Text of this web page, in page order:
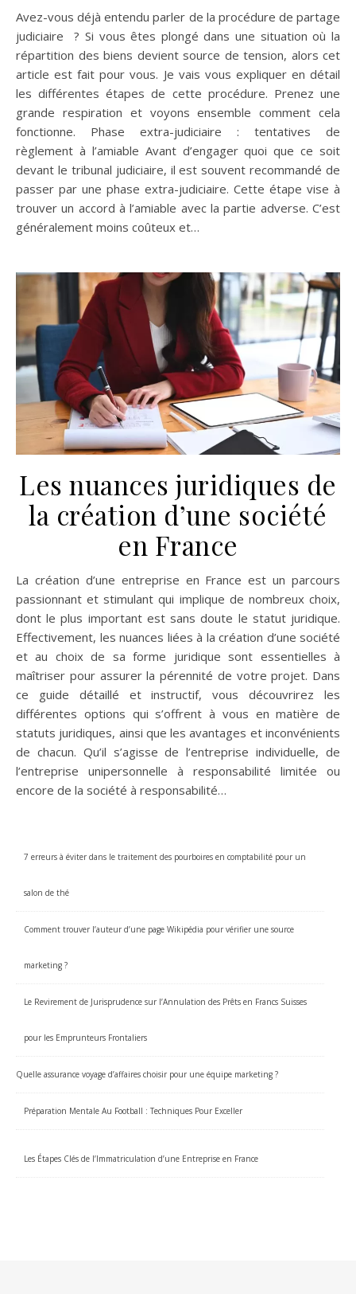
Avez-vous déjà entendu parler de la procédure de partage
judiciaire ? Si vous êtes plongé dans une situation où la
répartition des biens devient source de tension, alors cet
article est fait pour vous. Je vais vous expliquer en détail
les différentes étapes de cette procédure. Prenez une
grande respiration et voyons ensemble comment cela
fonctionne. Phase extra-judiciaire : tentatives de
règlement à l’amiable Avant d’engager quoi que ce soit
devant le tribunal judiciaire, il est souvent recommandé de
passer par une phase extra-judiciaire. Cette étape vise à
trouver un accord à l’amiable avec la partie adverse. C’est
généralement moins coûteux et…
Les nuances juridiques de
la création d’une société
en France
La création d’une entreprise en France est un parcours
passionnant et stimulant qui implique de nombreux choix,
dont le plus important est sans doute le statut juridique.
Effectivement, les nuances liées à la création d’une société
et au choix de sa forme juridique sont essentielles à
maîtriser pour assurer la pérennité de votre projet. Dans
ce guide détaillé et instructif, vous découvrirez les
différentes options qui s’offrent à vous en matière de
statuts juridiques, ainsi que les avantages et inconvénients
de chacun. Qu’il s’agisse de l’entreprise individuelle, de
l’entreprise unipersonnelle à responsabilité limitée ou
encore de la société à responsabilité…
7 erreurs à éviter dans le traitement des pourboires en comptabilité pour un
salon de thé
Comment trouver l’auteur d’une page Wikipédia pour vérifier une source
marketing ?
Le Revirement de Jurisprudence sur l’Annulation des Prêts en Francs Suisses
pour les Emprunteurs Frontaliers
Quelle assurance voyage d’affaires choisir pour une équipe marketing ?
Préparation Mentale Au Football : Techniques Pour Exceller
Les Étapes Clés de l’Immatriculation d’une Entreprise en France